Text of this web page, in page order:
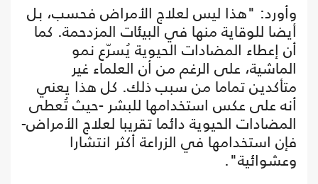
وأورد: "هذا ليس لعلاج الأمراض فحسب، بل
أيضا للوقاية منها في البيئات المزدحمة. كما
أن إعطاء المضادات الحيوية يُسرّع نمو
الماشية، على الرغم من أن العلماء غير
متأكدين تماما من سبب ذلك. كل هذا يعني
أنه على عكس استخدامها للبشر -حيث تُعطى
المضادات الحيوية دائما تقريبا لعلاج الأمراض-
فإن استخدامها في الزراعة أكثر انتشارا
وعشوائية".